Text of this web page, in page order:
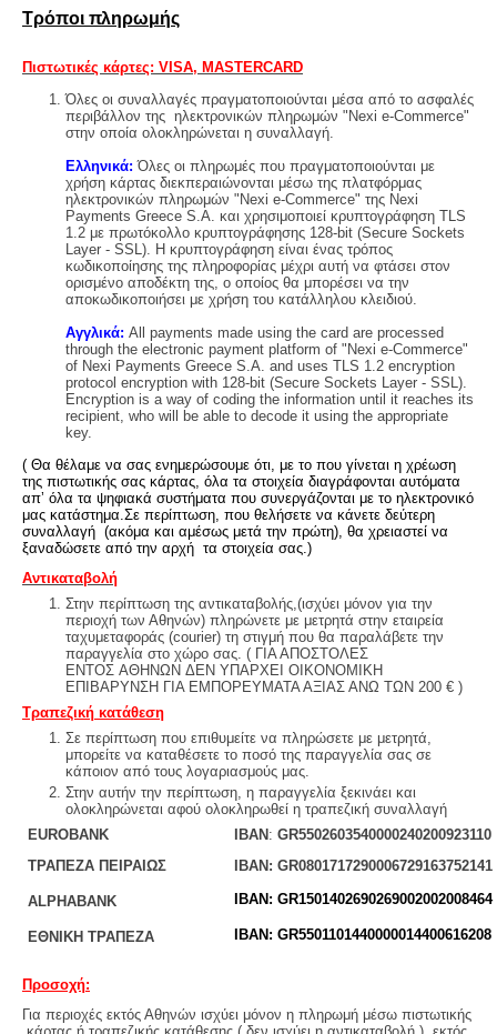
Τρόποι πληρωμής
Πιστωτικές κάρτες: VISA, MASTERCARD
Όλες οι συναλλαγές πραγματοποιούνται μέσα από το ασφαλές
περιβάλλον της ηλεκτρονικών πληρωμών "Nexi e-Commerce"
στην οποία ολοκληρώνεται η συναλλαγή.
Ελληνικά:Όλες οι πληρωμές που πραγματοποιούνται με
χρήση κάρτας διεκπεραιώνονται μέσω της πλατφόρμας
ηλεκτρονικών πληρωμών "Nexi e-Commerce" της Nexi
Payments Greece S.A. και χρησιμοποιεί κρυπτογράφηση TLS
1.2 με πρωτόκολλο κρυπτογράφησης 128-bit (Secure Sockets
Layer - SSL). Η κρυπτογράφηση είναι ένας τρόπος
κωδικοποίησης της πληροφορίας μέχρι αυτή να φτάσει στον
ορισμένο αποδέκτη της, ο οποίος θα μπορέσει να την
αποκωδικοποιήσει με χρήση του κατάλληλου κλειδιού.
Αγγλικά: All payments made using the card are processed
through the electronic payment platform of "Nexi e-Commerce"
of Nexi Payments Greece S.A. and uses TLS 1.2 encryption
protocol encryption with 128-bit (Secure Sockets Layer - SSL).
Encryption is a way of coding the information until it reaches its
recipient, who will be able to decode it using the appropriate
key.
( Θα θέλαμε να σας ενημερώσουμε ότι, με το που γίνεται η χρέωση
της πιστωτικής σας κάρτας, όλα τα στοιχεία διαγράφονται αυτόματα
απʼ όλα τα ψηφιακά συστήματα που συνεργάζονται με το ηλεκτρονικό
μας κατάστημα.Σε περίπτωση, που θελήσετε να κάνετε δεύτερη
συναλλαγή (ακόμα και αμέσως μετά την πρώτη), θα χρειαστεί να
ξαναδώσετε από την αρχή τα στοιχεία σας.)
Αντικαταβολή
Στην περίπτωση της αντικαταβολής,(ισχύει μόνον για την
περιοχή των Αθηνών) πληρώνετε με μετρητά στην εταιρεία
ταχυμεταφοράς (courier) τη στιγμή που θα παραλάβετε την
παραγγελία στο χώρο σας. ( ΓΙΑ ΑΠΟΣΤΟΛΕΣ
ΕΝΤΟΣ ΑΘΗΝΩΝ ΔΕΝ ΥΠΑΡΧΕΙ ΟΙΚΟΝΟΜΙΚΗ
ΕΠΙΒΑΡΥΝΣΗ ΓΙΑ ΕΜΠΟΡΕΥΜΑΤΑ ΑΞΙΑΣ ΑΝΩ ΤΩΝ 200 € )
Τραπεζική κατάθεση
Σε περίπτωση που επιθυμείτε να πληρώσετε με μετρητά,
μπορείτε να καταθέσετε το ποσό της παραγγελία σας σε
κάποιον από τους λογαριασμούς μας.
Στην αυτήν την περίπτωση, η παραγγελία ξεκινάει και
ολοκληρώνεται αφού ολοκληρωθεί η τραπεζική συναλλαγή
EUROBANK
IBAN : GR5502603540000240200923110
ΤΡΑΠΕΖΑ ΠΕΙΡΑΙΩΣ
IBAN: GR0801717290006729163752141
ALPHABANK IBAN: GR1501402690269002002008464
ΕΘΝΙΚΗ ΤΡΑΠΕΖΑ ΙΒΑΝ: GR5501101440000014400616208
Προσοχή:
Για περιοχές εκτός Αθηνών ισχύει μόνον η πληρωμή μέσω πιστωτικής